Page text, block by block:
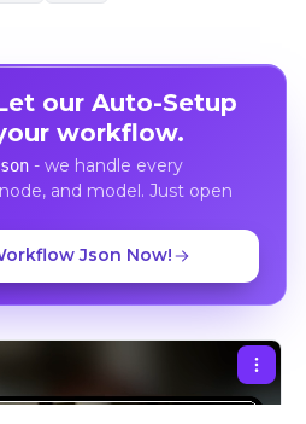
our Auto-Setup
workflow.
- we handle every
and model. Just open
Json Now!